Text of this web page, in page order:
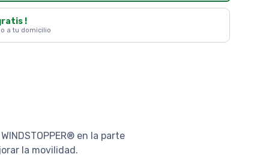
!
o a tu domicilio
en la parte
la movilidad.